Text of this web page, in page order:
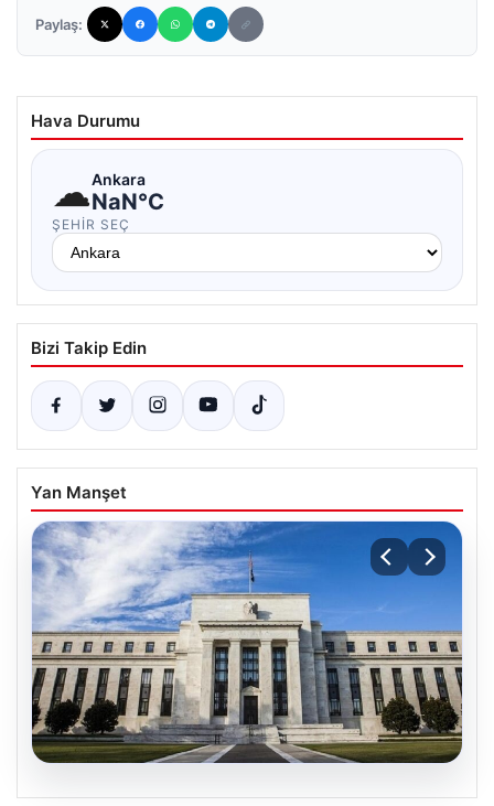
Paylaş:
Hava Durumu
☁Ankara
NaN°C
ŞEHIR SEÇ
Bizi Takip Edin
Yan Manşet
07.08.2026